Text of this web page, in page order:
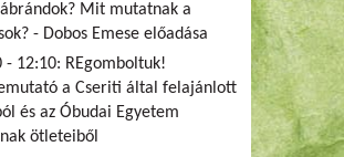
Mit mutatnak a
- Dobos Emese előadása
- 12:10: REgomboltuk!
a Cseriti által felajánlott
és az Óbudai Egyetem
ötleteiből